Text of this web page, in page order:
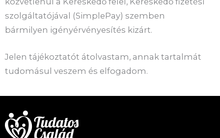
szolgáltatójával (SimplePay) szemben
bármilyen igényérvényesítés kizárt.
Jelen tájékoztatót átolvastam, annak tartalmát
tudomásul veszem és elfogadom.